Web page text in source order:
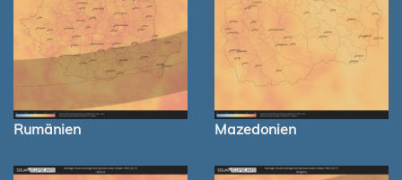
Rumänien Mazedonien